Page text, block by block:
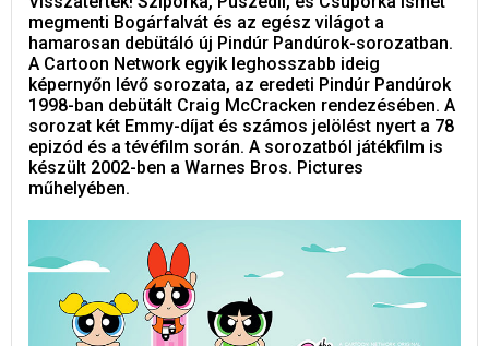
megmenti Bogárfalvát és az egész világot a
hamarosan debütáló új Pindúr Pandúrok-sorozatban.
A Cartoon Network egyik leghosszabb ideig
képernyőn lévő sorozata, az eredeti Pindúr Pandúrok
1998-ban debütált Craig McCracken rendezésében. A
sorozat két Emmy-díjat és számos jelölést nyert a 78
epizód és a tévéfilm során. A sorozatból játékfilm is
készült 2002-ben a Warnes Bros. Pictures
műhelyében.